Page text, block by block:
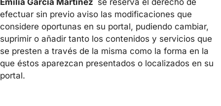
efectuar sin previo aviso las modificaciones que
considere oportunas en su portal, pudiendo cambiar,
suprimir o añadir tanto los contenidos y servicios que
se presten a través de la misma como la forma en la
que éstos aparezcan presentados o localizados en su
portal.